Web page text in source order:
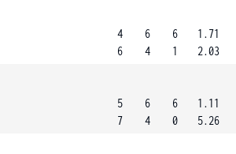
4
6
6
4
6
1
1.71
2.03
5
7
6
4
6
0
1.11
5.26